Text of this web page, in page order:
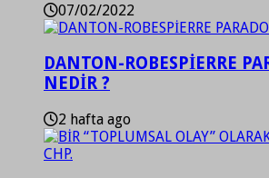
07/02/2022
DANTON-ROBESPİERRE
NEDİR ?
2 hafta ago